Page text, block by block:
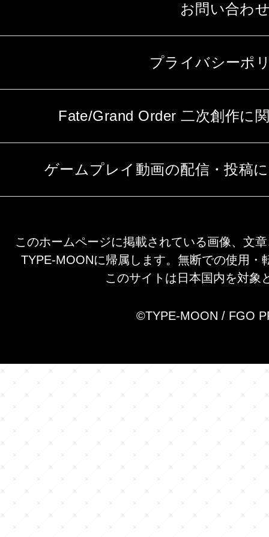
お問い合わ
プライバシーポ
Fate/Grand Order 二次創作に
ゲームプレイ動画の配信・投稿
このホームページに掲載されている画像、文
TYPE-MOONに帰属します。無断での使用・
このサイトは日本国内を対象
©TYPE-MOON / FGO